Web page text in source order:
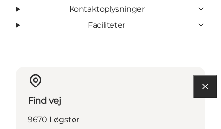
Kontaktoplysninger
Faciliteter
Find vej
9670 Løgstør